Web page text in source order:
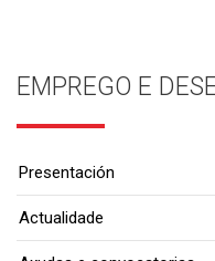
EMPREGO E
Presentación
Actualidade